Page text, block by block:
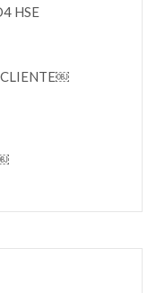
HSE
CLIENTE￼